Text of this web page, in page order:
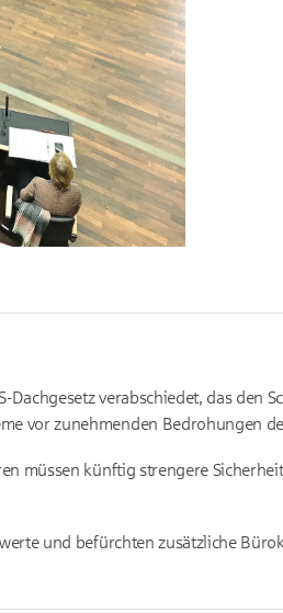
Dachgesetz verabschiedet, das
vor zunehmenden Bedrohungen
müssen künftig strengere
und befürchten zusätzliche